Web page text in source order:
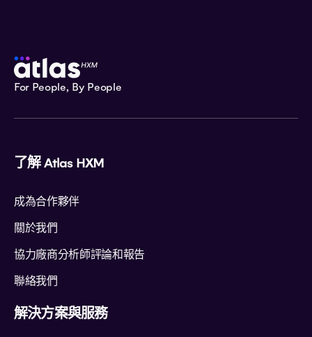
For People, By People
了解 Atlas HXM
成為合作夥伴
關於我們
協力廠商分析師評論和報告
聯絡我們
解決方案與服務